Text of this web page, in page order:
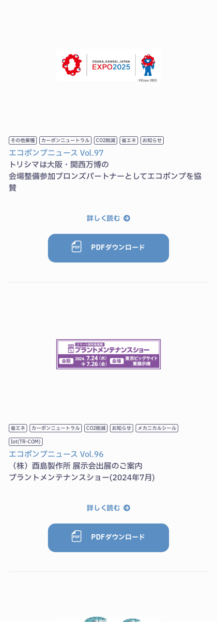
その他業種 カーボンニュートラル CO2削減 省エネ お知らせ
エコポンプニュース Vol.97
トリシマは大阪・関西万博の
会場整備参加ブロンズパートナーとしてエコポンプを協
賛
詳しく読む
PDFダウンロード
省エネ カーボンニュートラル CO2削減 お知らせ メカニカルシール
Iot(TR-COM)
エコポンプニュース Vol.96
（株）酉島製作所 展示会出展のご案内
プラントメンテナンスショー(2024年7月)
詳しく読む
PDFダウンロード